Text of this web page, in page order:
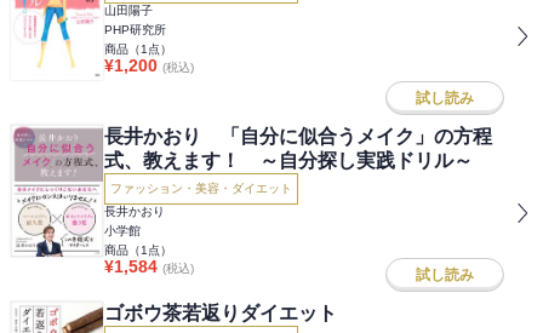
山田陽子
PHP研究所
商品（1 点）
¥1,200 (税込)
試し読み
長井かおり 「自分に似合うメイク」の方程
式、教えます！ ～自分探し実践ドリル～
ファッション・美容・ダイエット
長井かおり
小学館
商品（1 点）
¥1,584 (税込) 試し読み
ゴボウ茶若返りダイエット